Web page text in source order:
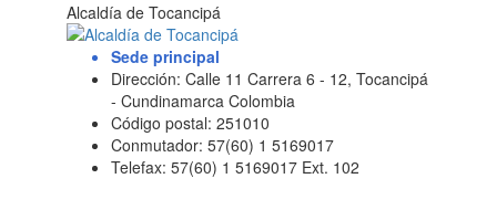
Alcaldía de Tocancipá
Sede principal
Dirección: Calle 11 Carrera 6 - 12, Tocancipá
- Cundinamarca Colombia
Código postal: 251010
Conmutador: 57(60) 1 5169017
Telefax: 57(60) 1 5169017 Ext. 102